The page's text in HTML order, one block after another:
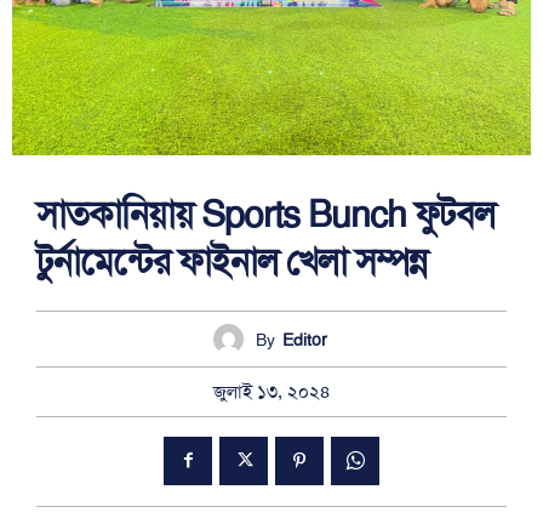
সাতকানিয়ায় Sports Bunch ফুটবল
টুর্নামেন্টের ফাইনাল খেলা সম্পন্ন
By Editor
জুলাই ১৩, ২০২৪